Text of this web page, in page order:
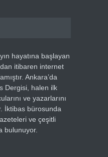
hayatına başlayan
itibaren internet
Ankara’da
Dergisi, halen ilk
ve yazarlarını
İktibas bürosunda
ve çeşitli
bulunuyor.